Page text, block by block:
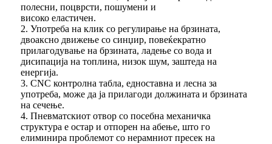
полесни, поцврсти, пошумени и
високо еластичен.
2. Употреба на клик со регулирање на брзината,
двоаксно движење со синџир, повеќекратно
прилагодување на брзината, ладење со вода и
дисипација на топлина, низок шум, заштеда на
енергија.
3. CNC контролна табла, едноставна и лесна за
употреба, може да ја прилагоди должината и брзината
на сечење.
4. Пневматскиот отвор со посебна механичка
структура е остар и отпорен на абење, што го
елиминира проблемот со нерамниот пресек на